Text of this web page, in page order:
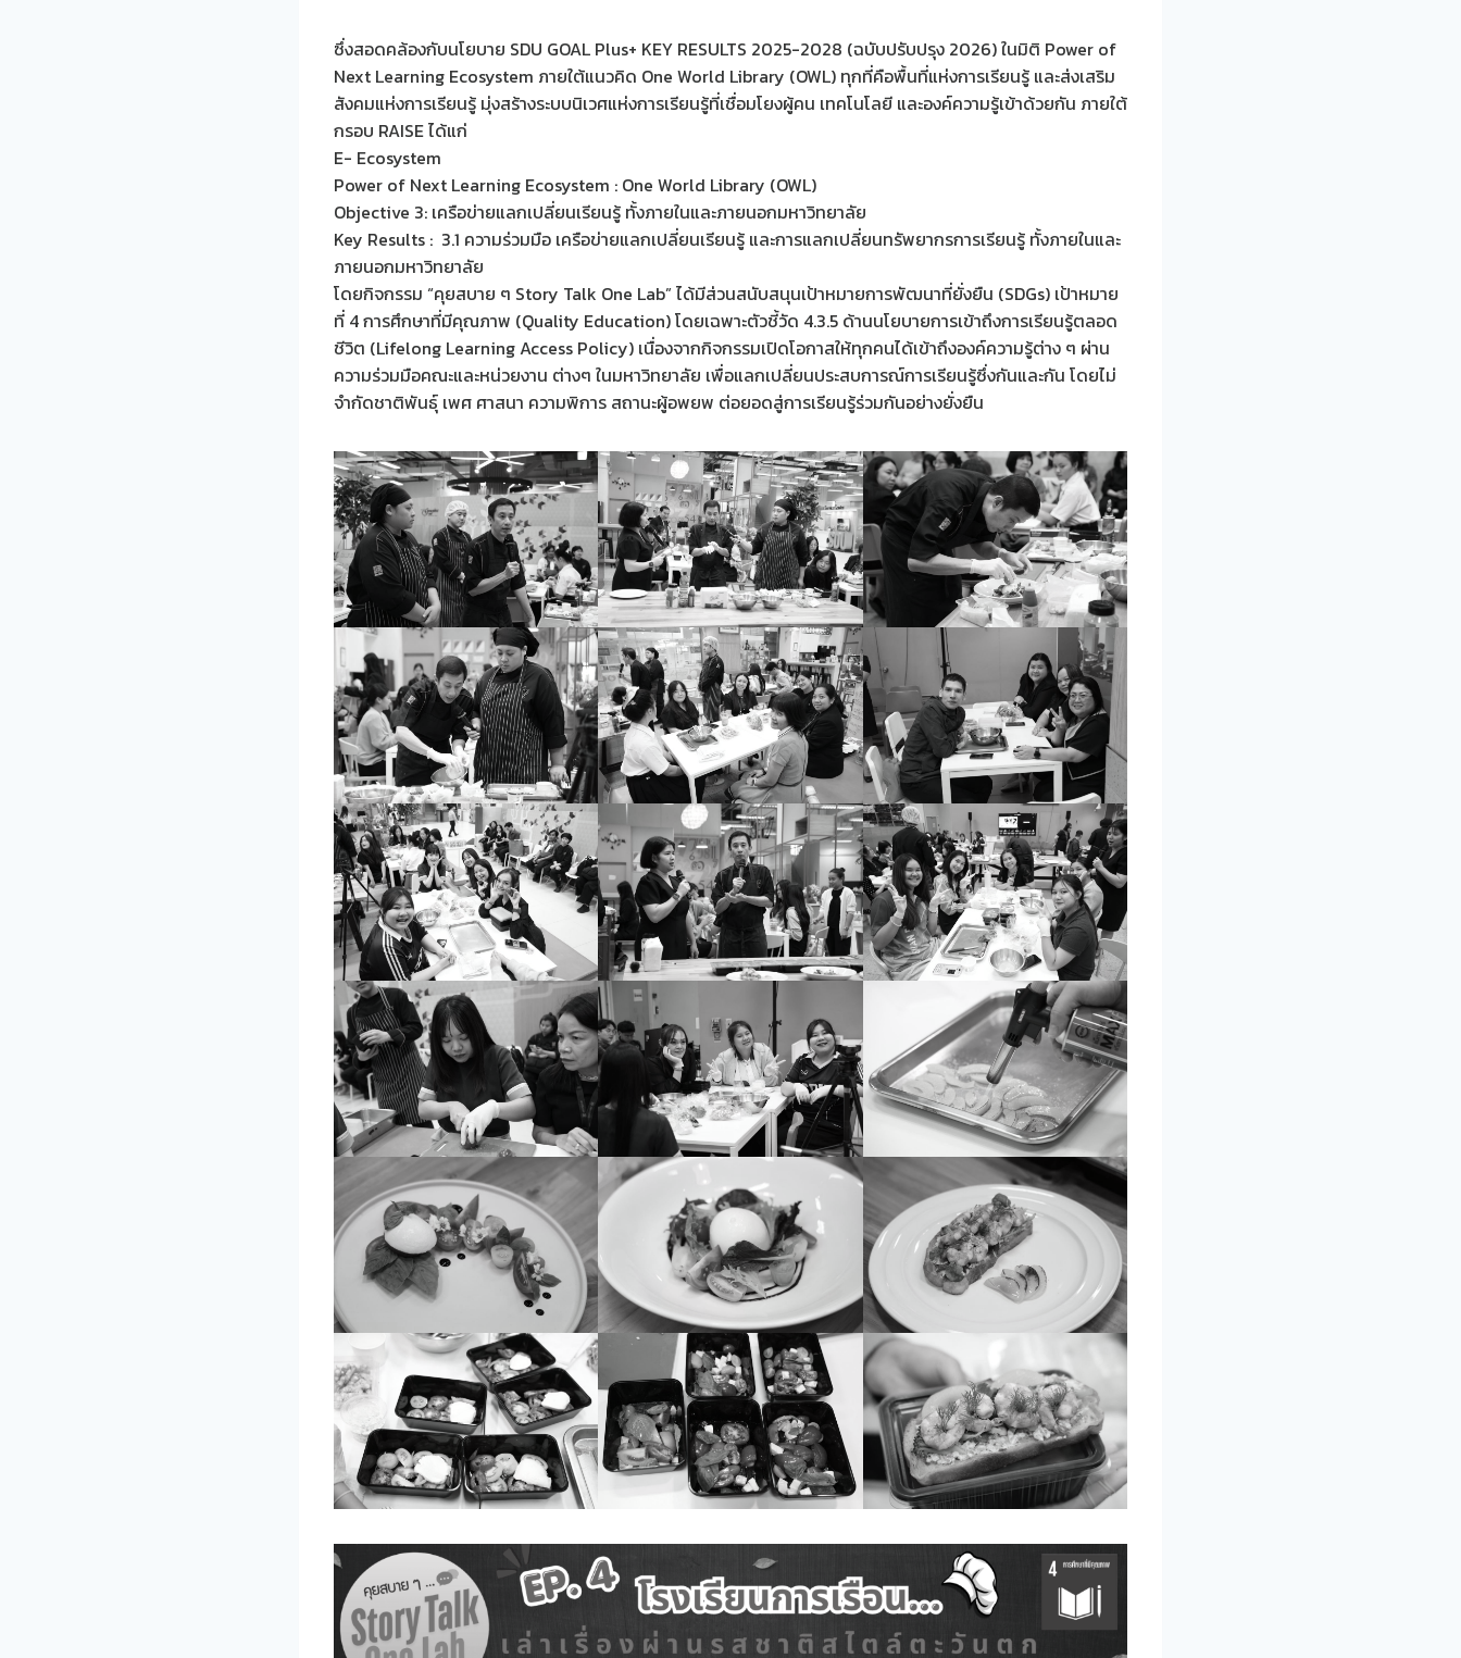
ซึ่งสอดคล้องกับนโยบาย SDU GOAL Plus+ KEY RESULTS 2025-2028 (ฉบับปรับปรุง 2026) ในมิติ Power of
Next Learning Ecosystem ภายใต้แนวคิด One World Library (OWL) ทุกที่คือพื้นที่แห่งการเรียนรู้ และส่งเสริม
สังคมแห่งการเรียนรู้ มุ่งสร้างระบบนิเวศแห่งการเรียนรู้ที่เชื่อมโยงผู้คน เทคโนโลยี และองค์ความรู้เข้าด้วยกัน ภายใต้
กรอบ RAISE ได้แก่
E- Ecosystem
Power of Next Learning Ecosystem : One World Library (OWL)
Objective 3: เครือข่ายแลกเปลี่ยนเรียนรู้ ทั้งภายในและภายนอกมหาวิทยาลัย
Key Results : 3.1 ความร่วมมือ เครือข่ายแลกเปลี่ยนเรียนรู้ และการแลกเปลี่ยนทรัพยากรการเรียนรู้ ทั้งภายในและ
ภายนอกมหาวิทยาลัย
โดยกิจกรรม “คุยสบาย ๆ Story Talk One Lab” ได้มีส่วนสนับสนุนเป้าหมายการพัฒนาที่ยั่งยืน (SDGs) เป้าหมาย
ที่ 4 การศึกษาที่มีคุณภาพ (Quality Education) โดยเฉพาะตัวชี้วัด 4.3.5 ด้านนโยบายการเข้าถึงการเรียนรู้ตลอด
ชีวิต (Lifelong Learning Access Policy) เนื่องจากกิจกรรมเปิดโอกาสให้ทุกคนได้เข้าถึงองค์ความรู้ต่าง ๆ ผ่าน
ความร่วมมือคณะและหน่วยงาน ต่างๆ ในมหาวิทยาลัย เพื่อแลกเปลี่ยนประสบการณ์การเรียนรู้ซึ่งกันและกัน โดยไม่
จำกัดชาติพันธุ์ เพศ ศาสนา ความพิการ สถานะผู้อพยพ ต่อยอดสู่การเรียนรู้ร่วมกันอย่างยั่งยืน